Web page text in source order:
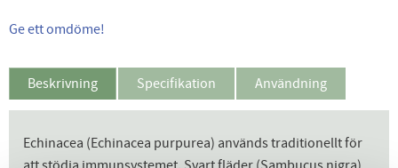
Ge ett omdöme!
Beskrivning Specifikation Användning
Echinacea (Echinacea purpurea) används traditionellt för